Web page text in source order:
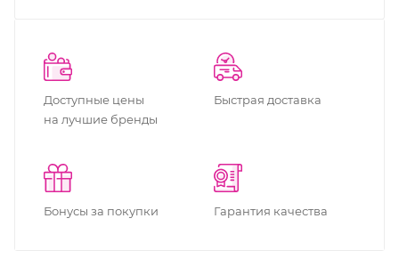
Доступные цены
на лучшие бренды
Быстрая доставка
Бонусы за покупки Гарантия качества